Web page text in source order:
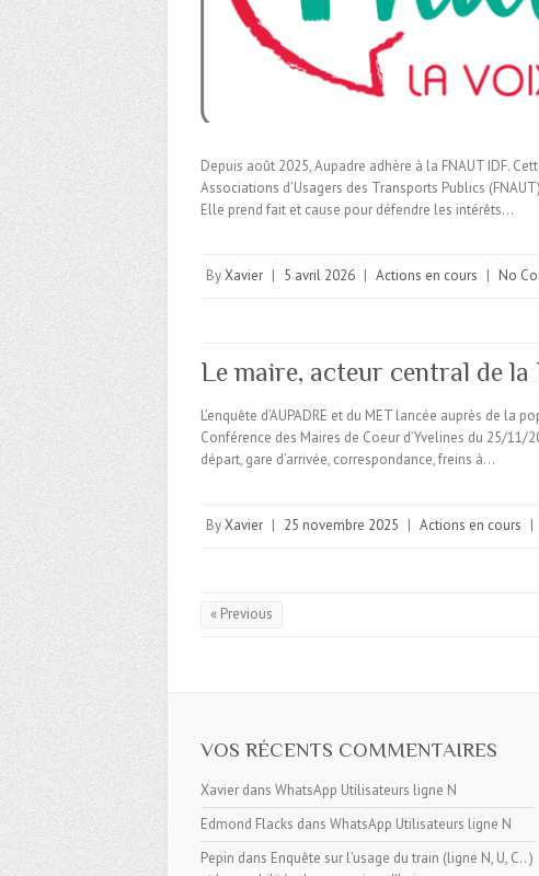
Depuis août 2025, Aupadre adhère à la FNAUT IDF.
Associations d’Usagers des Transports Publics
Elle prend fait et cause pour défendre les intérêts…
ByXavier | 5 avril 2026 | Actions en cours | No
Le maire, acteur central de la
L’enquête d’AUPADRE et du MET lancée auprès de
Conférence des Maires de Coeur d’Yvelines du 25/
départ, gare d’arrivée, correspondance, freins à…
ByXavier | 25 novembre 2025 | Actions en cours |
« Previous
VOS RÉCENTS COMMENTAIRES
Xavier dans WhatsApp Utilisateurs ligne N
Edmond Flacks dans WhatsApp Utilisateurs ligne N
Pepin dans Enquête sur l’usage du train (ligne N, U, C.. )